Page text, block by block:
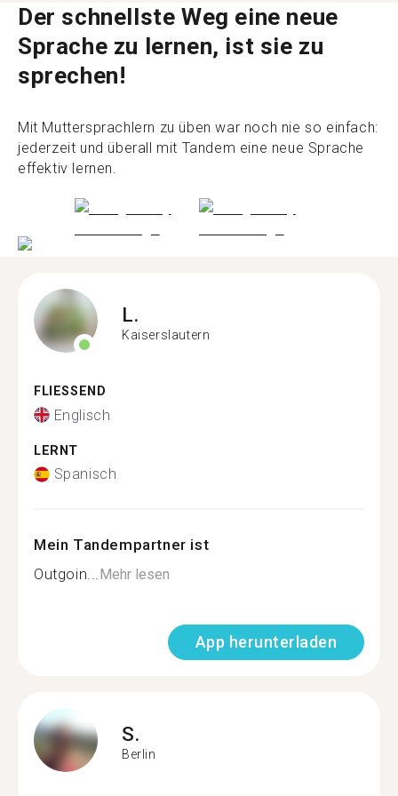
Der schnellste Weg eine neue
Sprache zu lernen, ist sie zu
sprechen!
Mit Muttersprachlern zu üben war noch nie so einfach:
jederzeit und überall mit Tandem eine neue Sprache
effektiv lernen.
L.
Kaiserslautern
FLIESSEND
Englisch
LERNT
Spanisch
Mein Tandempartner ist
Outgoin...Mehr lesen
App herunterladen
S.
Berlin